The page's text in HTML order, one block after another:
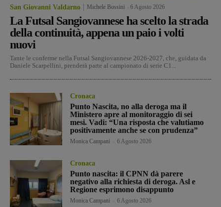
San Giovanni Valdarno Michele Bossini 6 Agosto 2026
La Futsal Sangiovannese ha scelto la strada
della continuità, appena un paio i volti
nuovi
Tante le conferme nella Futsal Sangiovannese 2026-2027, che, guidata da
Daniele Scarpellini, prenderà parte al campionato di serie C1...
Cronaca
Punto Nascita, no alla deroga ma il
Ministero apre al monitoraggio di sei
mesi. Vadi: “Una risposta che valutiamo
positivamente anche se con prudenza”
Monica Campani 6 Agosto 2026
Cronaca
Punto nascita: il CPNN dà parere
negativo alla richiesta di deroga. Asl e
Regione esprimono disappunto
Monica Campani 6 Agosto 2026